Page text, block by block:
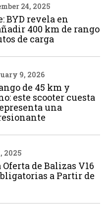
24, 2025
BYD revela en
400 km de rango
de carga
9, 2026
de 45 km y
este scooter cuesta
una
2025
de Balizas V16
a Partir de